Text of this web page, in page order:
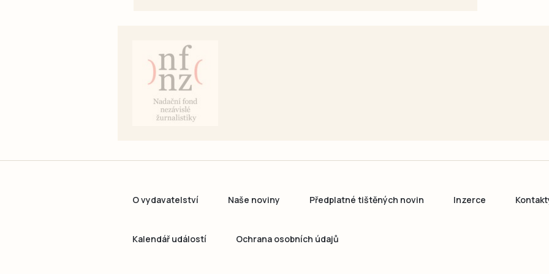
O vydavatelství Naše noviny Předplatné tištěných novin Inzerce
Kalendář událostí Ochrana osobních údajů